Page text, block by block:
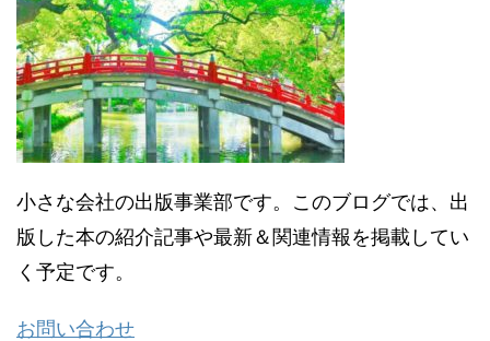
小さな会社の出版事業部です。このブログでは、出
版した本の紹介記事や最新＆関連情報を掲載してい
く予定です。
お問い合わせ